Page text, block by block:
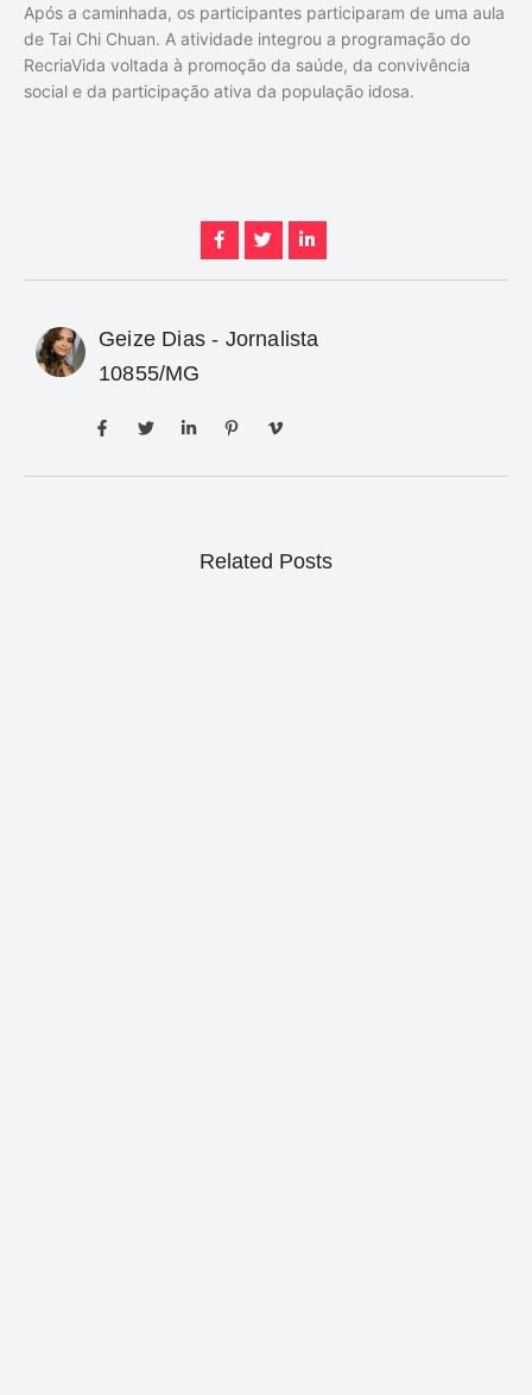
Após a caminhada, os participantes participaram de uma aula
de Tai Chi Chuan. A atividade integrou a programação do
RecriaVida voltada à promoção da saúde, da convivência
social e da participação ativa da população idosa.
Geize Dias - Jornalista
10855/MG
Related Posts